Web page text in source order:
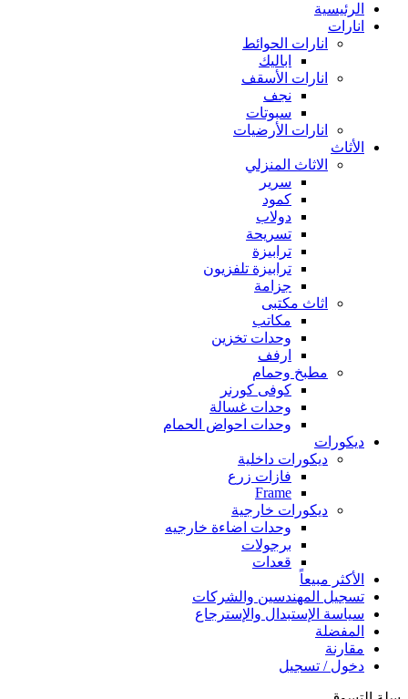
الرئيسية
انارات
انارات الحوائط
اباليك
انارات الأسقف
نجف
سبوتات
انارات الأرضيات
الأثاث
الاثاث المنزلي
سرير
كمود
دولاب
تسريحة
ترابيزة
ترابيزة تلفزيون
جزامة
اثاث مكتبى
مكاتب
وحدات تخزين
ارفف
مطبخ وحمام
كوفى كورنر
وحدات غسالة
وحدات احواض الحمام
ديكورات
ديكورات داخلية
فازات زرع
Frame
ديكورات خارجية
وحدات اضاءة خارجيه
برجولات
قعدات
الأكثر مبيعاً
تسجيل المهندسين والشركات
سياسة الإستبدال والإسترجاع
المفضلة
مقارنة
دخول / تسجيل